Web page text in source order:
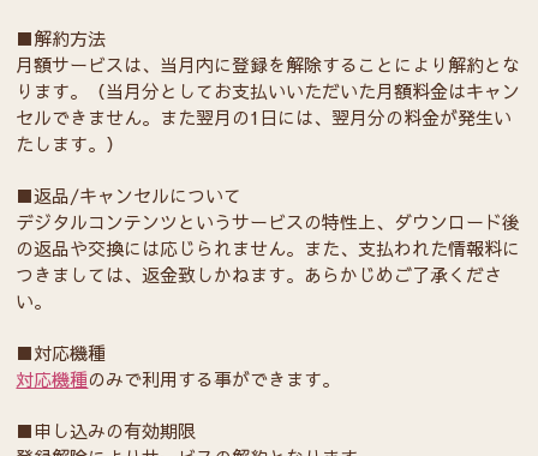
■解約方法
月額サービスは、当月内に登録を解除することにより解約とな
ります。（当月分としてお支払いいただいた月額料金はキャン
セルできません。また翌月の1日には、翌月分の料金が発生い
たします。）
■返品/キャンセルについて
デジタルコンテンツというサービスの特性上、ダウンロード後
の返品や交換には応じられません。また、支払われた情報料に
つきましては、返金致しかねます。あらかじめご了承くださ
い。
■対応機種
対応機種のみで利用する事ができます。
■申し込みの有効期限